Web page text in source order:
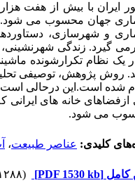
ایران با بیش از هفت
جهان محسوب می شود.
و شهرسازی،
گیرد. زندگی شهرنشینی،
یک نظام تکرارشونده
روش پژوهش، توصیفی
شده است.این درحالی
ازفضاهای خانه های ایرانی
می شود.
کلیدی: عناصر طبیعت،
کامل [PDF 1530 kb]
(۱۲۸۸ دریافت)